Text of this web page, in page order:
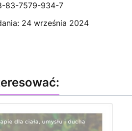
83-7579-934-7
24 września 2024